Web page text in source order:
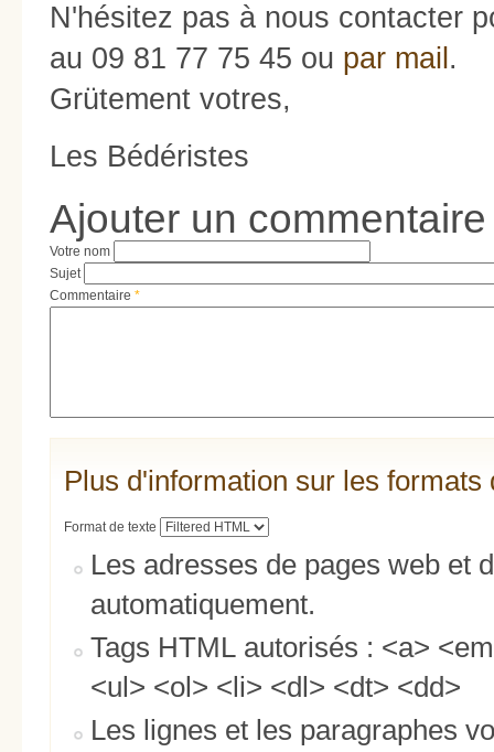
N'hésitez pas à nous contacter
au 09 81 77 75 45 ou par mail .
Grütement votres,
Les Bédéristes
Ajouter un commentaire
Votre nom
Sujet
Commentaire *
Plus d'information sur les formats
Format de texte
Les adresses de pages web et
automatiquement.
Tags HTML autorisés : <a>
<ul> <ol> <li> <dl> <dt> <dd>
Les lignes et les paragraphes